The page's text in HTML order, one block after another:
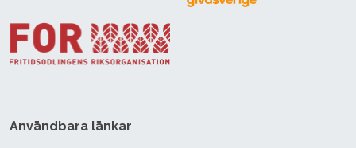
Användbara länkar